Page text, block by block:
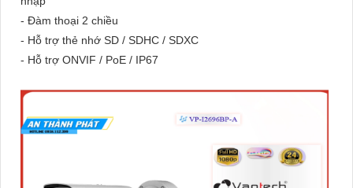
- Đàm thoại 2 chiều
- Hỗ trợ thẻ nhớ SD / SDHC / SDXC
- Hỗ trợ ONVIF / PoE / IP67